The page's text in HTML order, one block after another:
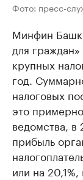
Фото: пресс-
Минфин
для
крупных
год.
налоговых
это
ведомства, в
прибыль
или на